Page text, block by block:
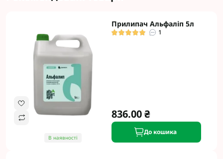
В наявності
Прилипач Альфаліп 5л
1
836.00 ₴
До кошика